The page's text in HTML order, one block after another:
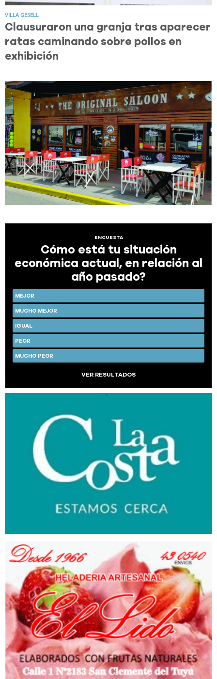
VILLA GESELL
Clausuraron una granja tras aparecer
ratas caminando sobre pollos en
exhibición
ENCUESTA
Cómo está tu situación
económica actual, en relación al
año pasado?
MEJOR
MUCHO MEJOR
IGUAL
PEOR
MUCHO PEOR
VER RESULTADOS